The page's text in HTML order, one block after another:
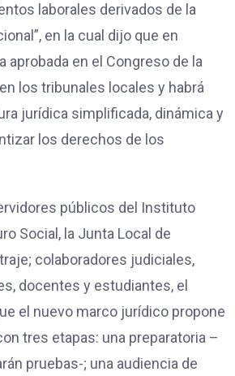
laborales derivados de la
en la cual dijo que en
aprobada en el Congreso de la
los tribunales locales y habrá
jurídica simplificada, dinámica y
los derechos de los
públicos del Instituto
Social, la Junta Local de
colaboradores judiciales,
docentes y estudiantes, el
el nuevo marco jurídico propone
tres etapas: una preparatoria –
pruebas-; una audiencia de